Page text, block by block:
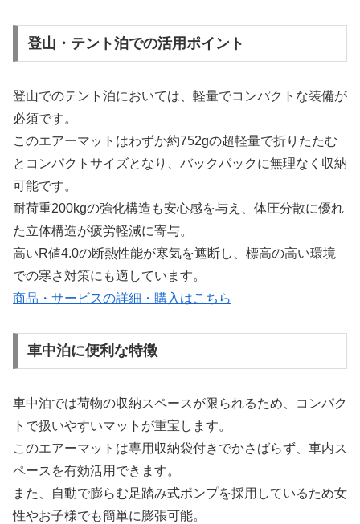
登山・テント泊での活用ポイント
登山でのテント泊においては、軽量でコンパクトな装備が
必須です。
このエアーマットはわずか約752gの超軽量で折りたたむ
とコンパクトサイズとなり、バックパックに無理なく収納
可能です。
耐荷重200kgの強化構造も安心感を与え、体圧分散に優れ
た立体構造が疲労軽減に寄与。
高いR値4.0の断熱性能が寒気を遮断し、標高の高い環境
での寒さ対策にも適しています。
商品・サービスの詳細・購入はこちら
車中泊に便利な特徴
車中泊では荷物の収納スペースが限られるため、コンパク
トで扱いやすいマットが重宝します。
このエアーマットは専用収納袋付きでかさばらず、車内ス
ペースを有効活用できます。
また、自動で膨らむ足踏み式ポンプを採用しているため女
性やお子様でも簡単に膨張可能。